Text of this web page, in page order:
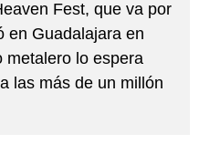
Fest, que va por
en Guadalajara en
metalero lo espera
las más de un millón